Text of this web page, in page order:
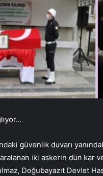
güvenlik duvarı
iki askerin dün kar
Doğubayazıt Devlet